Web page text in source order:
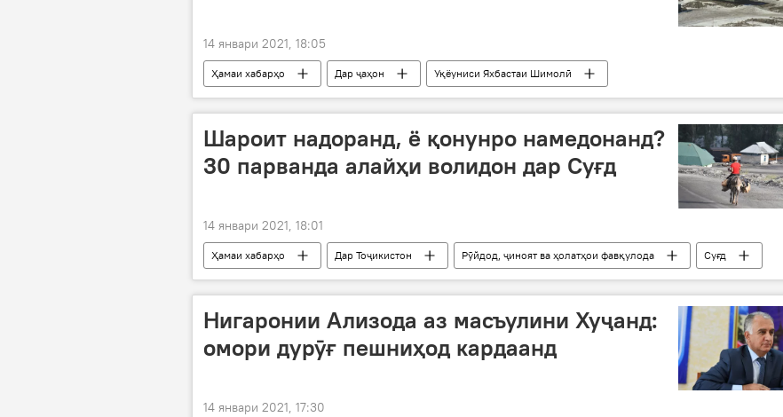
14 январи 2021, 18:05
Ҳамаи хабарҳо Дар ҷаҳон Уқёуниси Яхбастаи Шимолӣ
Шароит надоранд, ё қонунро намедонанд?
30 парванда алайҳи волидон дар Суғд
14 январи 2021, 18:01
Ҳамаи хабарҳо Дар Тоҷикистон Рӯйдод, ҷиноят ва ҳолатҳои фавқулода
Суғд
волидон
парванда
Нигаронии Ализода аз масъулини Хуҷанд:
омори дурӯғ пешниҳод кардаанд
14 январи 2021, 17:30